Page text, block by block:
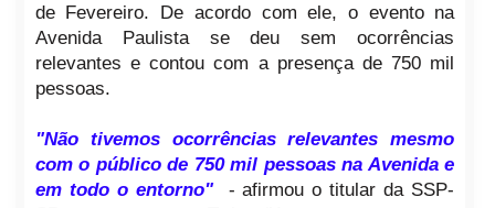
de Fevereiro. De acordo com ele, o evento na
Avenida Paulista se deu sem ocorrências
relevantes e contou com a presença de 750 mil
pessoas.
"Não tivemos ocorrências relevantes mesmo
com o público de 750 mil pessoas na Avenida e
em todo o entorno"- afirmou o titular da SSP-